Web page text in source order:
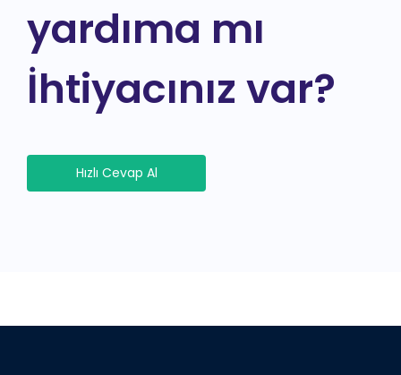
yardıma mı
İhtiyacınız var?
Hızlı Cevap Al